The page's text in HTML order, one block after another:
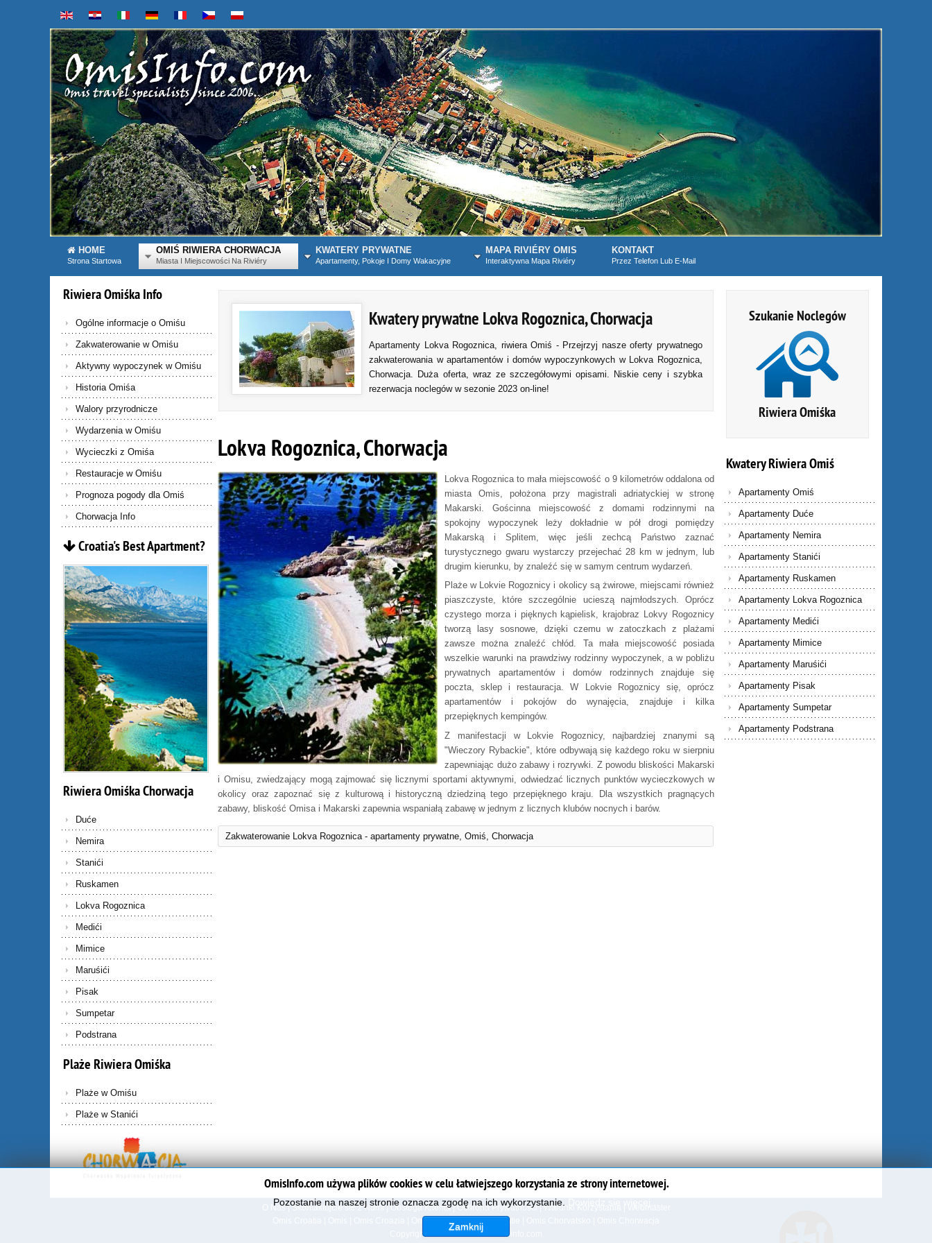
HOME
Strona Startowa
OMIŚ RIWIERA CHORWACJA
Miasta I Miejscowości Na Riviéry
KWATERY PRYWATNE
Apartamenty, Pokoje I Domy Wakacyjne
MAPA RIVIÉRY OMIS
Interaktywna Mapa Riviéry
KONTAKT
Przez Telefon Lub E-Mail
RiwieraOmiśkaInfo
Ogólne informacje o Omiśu
Zakwaterowanie w Omiśu
Aktywny wypoczynek w Omiśu
Historia Omiśa
Walory przyrodnicze
Wydarzenia w Omiśu
Wycieczki z Omiśa
Restauracje w Omiśu
Prognoza pogody dla Omiś
Chorwacja Info
Croatia'sBestApartment?
RiwieraOmiśkaChorwacja
Duće
Nemira
Stanići
Ruskamen
Lokva Rogoznica
Medići
Mimice
Maruśići
Pisak
Sumpetar
Podstrana
PlażeRiwieraOmiśka
Plaże w Omiśu
Plaże w Stanići
Kwatery prywatne Lokva Rogoznica, Chorwacja
Apartamenty Lokva Rogoznica, riwiera Omiś - Przejrzyj nasze oferty prywatnego
zakwaterowania w apartamentów i domów wypoczynkowych w Lokva Rogoznica,
Chorwacja. Duża oferta, wraz ze szczegółowymi opisami. Niskie ceny i szybka
rezerwacja noclegów w sezonie 2023 on-line!
Lokva Rogoznica, Chorwacja
Lokva Rogoznica to mała miejscowość o 9 kilometrów oddalona od
miasta Omis, położona przy magistrali adriatyckiej w stronę
Makarski. Gościnna miejscowość z domami rodzinnymi na
spokojny wypoczynek leży dokładnie w pół drogi pomiędzy
Makarską i Splitem, więc jeśli zechcą Państwo zaznać
turystycznego gwaru wystarczy przejechać 28 km w jednym, lub
drugim kierunku, by znaleźć się w samym centrum wydarzeń.
Plaże w Lokvie Rogoznicy i okolicy są żwirowe, miejscami również
piaszczyste, które szczególnie ucieszą najmłodszych. Oprócz
czystego morza i pięknych kąpielisk, krajobraz Lokvy Rogoznicy
tworzą lasy sosnowe, dzięki czemu w zatoczkach z plażami
zawsze można znaleźć chłód. Ta mała miejscowość posiada
wszelkie warunki na prawdziwy rodzinny wypoczynek, a w pobliżu
prywatnych apartamentów i domów rodzinnych znajduje się
poczta, sklep i restauracja. W Lokvie Rogoznicy się, oprócz
apartamentów i pokojów do wynajęcia, znajduje i kilka
przepięknych kempingów.
Z manifestacji w Lokvie Rogoznicy, najbardziej znanymi są
"Wieczory Rybackie", które odbywają się każdego roku w sierpniu
zapewniając dużo zabawy i rozrywki. Z powodu bliskości Makarski
i Omisu, zwiedzający mogą zajmować się licznymi sportami aktywnymi, odwiedzać licznych punktów wycieczkowych w
okolicy oraz zapoznać się z kulturową i historyczną dziedziną tego przepięknego kraju. Dla wszystkich pragnących
zabawy, bliskość Omisa i Makarski zapewnia wspaniałą zabawę w jednym z licznych klubów nocnych i barów.
Zakwaterowanie Lokva Rogoznica - apartamenty prywatne, Omiś, Chorwacja
Szukanie Noclegów
Riwiera Omiśka
KwateryRiwieraOmiś
Apartamenty Omiś
Apartamenty Duće
Apartamenty Nemira
Apartamenty Stanići
Apartamenty Ruskamen
Apartamenty Lokva Rogoznica
Apartamenty Medići
Apartamenty Mimice
Apartamenty Maruśići
Apartamenty Pisak
Apartamenty Sumpetar
Apartamenty Podstrana
OmisInfo.com używa plików cookies w celu łatwiejszego korzystania ze strony internetowej.
Pozostanie na naszej stronie oznacza zgodę na ich wykorzystanie.
Zamknij
O Nas|Skontaktujcie sie z Nami|Obsługa Klienta|Ochrona Prywatnosci|Warunki Korzystania
Omis Kroatien|Omis Croatie
Copyright 2006-2023www.omisinfo.com